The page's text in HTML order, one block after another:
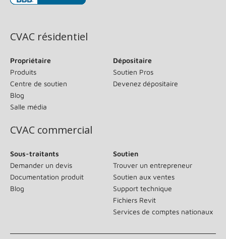
CVAC résidentiel
Propriétaire
Produits
Centre de soutien
Blog
Salle média
Dépositaire
Soutien Pros
Devenez dépositaire
CVAC commercial
Sous-traitants
Demander un devis
Documentation produit
Blog
Soutien
Trouver un entrepreneur
Soutien aux ventes
Support technique
Fichiers Revit
Services de comptes nationaux